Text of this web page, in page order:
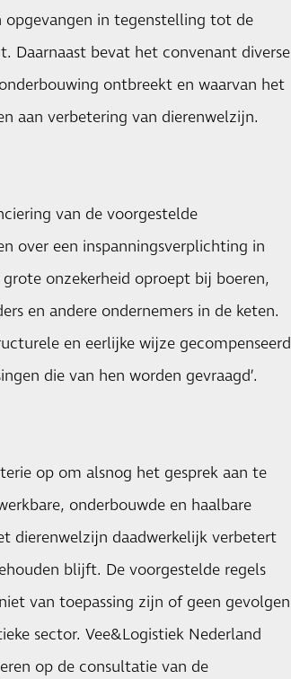
opgevangen in tegenstelling tot de
Daarnaast bevat het convenant diverse
ontbreekt en waarvan het
aan verbetering van dierenwelzijn.
van de voorgestelde
over een inspanningsverplichting in
onzekerheid oproept bij boeren,
en andere ondernemers in de keten.
en eerlijke wijze gecompenseerd
die van hen worden gevraagd’.
op om alsnog het gesprek aan te
onderbouwde en haalbare
dierenwelzijn daadwerkelijk verbetert
blijft. De voorgestelde regels
van toepassing zijn of geen gevolgen
sector. Vee&Logistiek Nederland
op de consultatie van de